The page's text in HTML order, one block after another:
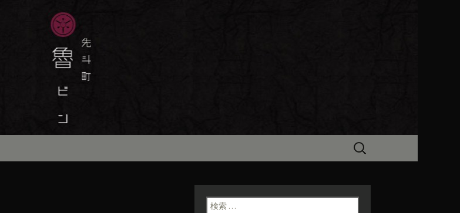
料理・和食「魯ビン
式ブログ
京料理・和食が自慢の「魯ビン（ろびん）」がお店からのお
とどけします。
検
検索: